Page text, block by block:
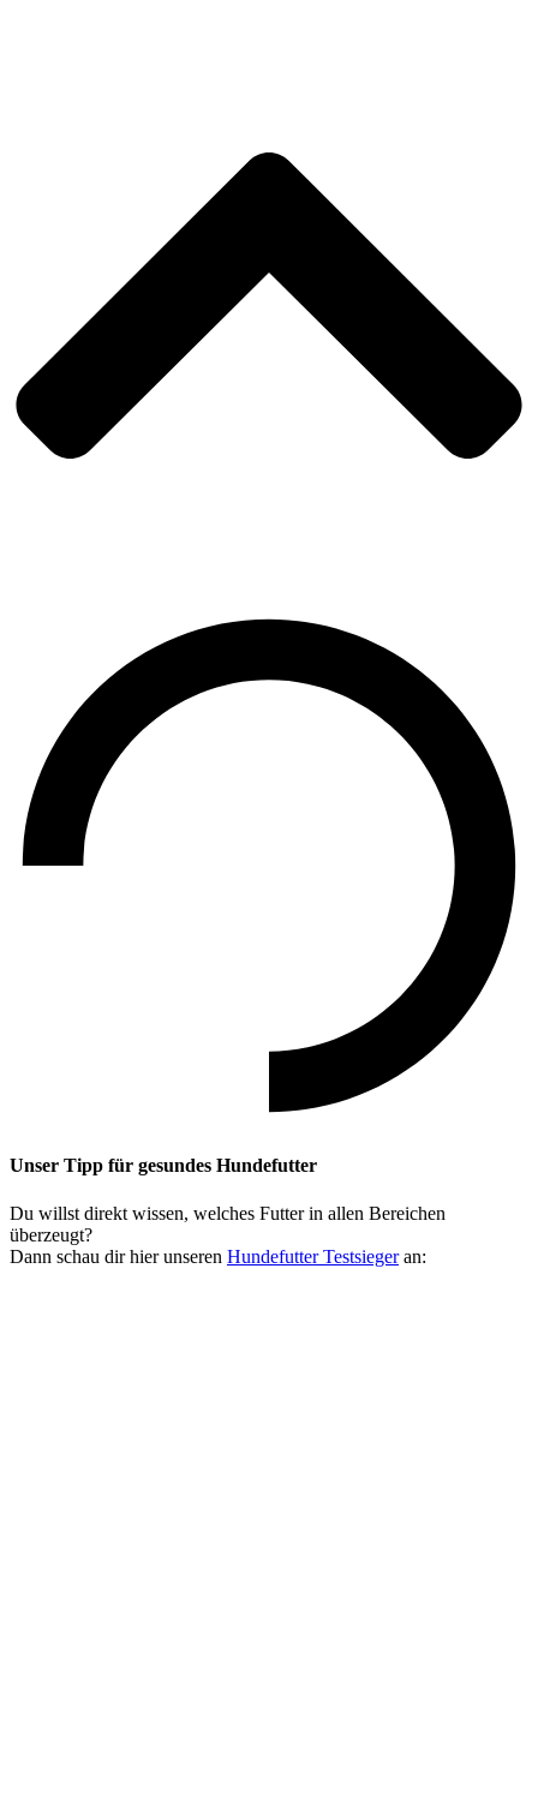
Unser Tipp für gesundes Hundefutter
Du willst direkt wissen, welches Futter in allen Bereichen
überzeugt?
Dann schau dir hier unseren Hundefutter Testsiegeran: